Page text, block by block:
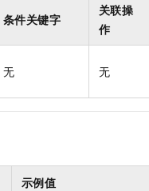
条件关键字
关联操
作
无 无
示例值